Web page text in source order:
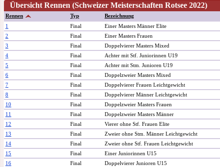
Übersicht Rennen (Schweizer Meisterschaften Rotsee 2022)
Rennen Typ
Bezeichnung
1
Final
Einer Masters Männer Elite
2
Final
Einer Masters Frauen
3
Final
Doppelvierer Masters Mixed
4
Final
Achter mit Stf. Juniorinnen U19
5
Final
Achter mit Stm. Junioren U19
6
Final
Doppelzweier Masters Mixed
7
Final
Doppelvierer Frauen Leichtgewicht
8
Final
Doppelvierer Männer Leichtgewicht
10
Final
Doppelzweier Masters Frauen
11
Final
Doppelzweier Masters Männer
12
Final
Vierer ohne Stf. Frauen Elite
13
Final
Zweier ohne Stm. Männer Leichtgewicht
14
Final
Zweier ohne Stf. Frauen Leichtgewicht
15
Final
Einer Juniorinnen U15
16
Final
Doppelvierer Junioren U15